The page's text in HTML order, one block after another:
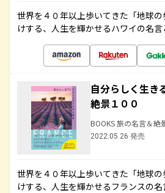
世界を４０年以上歩いてきた「地球
けする、人生を輝かせるハワイの名
自分らしく生き
絶景１００
BOOKS 旅の名言＆絶
2022.05.26 発売
世界を４０年以上歩いてきた「地球
けする、人生を輝かせるフランスの